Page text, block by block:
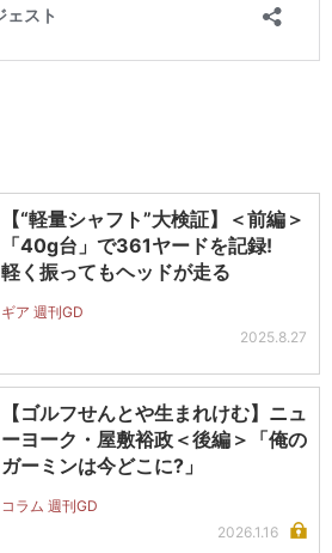
【“軽量シャフト”大検証】＜前編＞
「40g台」で361ヤードを記録!
軽く振ってもヘッドが走る
ギア 週刊GD
2025.8.27
【ゴルフせんとや生まれけむ】ニュ
ーヨーク・屋敷裕政＜後編＞「俺の
ガーミンは今どこに?」
コラム 週刊GD
2026.1.16